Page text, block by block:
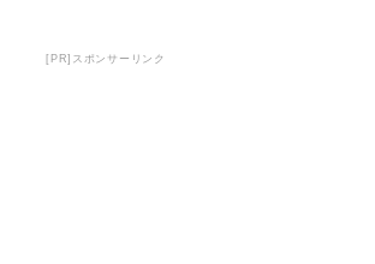
[PR]スポンサーリンク